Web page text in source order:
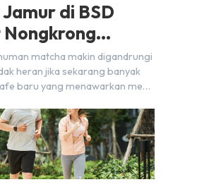
di BSD
Hunian
matcha makin digandrungi
heran jika sekarang banyak
baru yang menawarkan menu
bekerja (WFC) maupun
orang terdekat. Kabar
ini tersebar di lokasi-lokasi